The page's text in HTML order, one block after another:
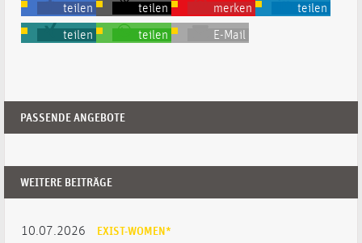
teilen teilen merken teilen
teilen teilen E-Mail
PASSENDE ANGEBOTE
WEITERE BEITRÄGE
10.07.2026 EXIST-WOMEN*